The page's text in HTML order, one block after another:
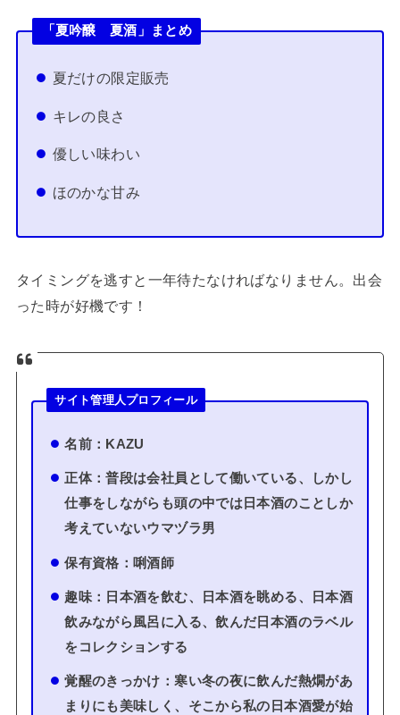
「夏吟醸 夏酒」まとめ
夏だけの限定販売
キレの良さ
優しい味わい
ほのかな甘み
タイミングを逃すと一年待たなければなりません。出会
った時が好機です！
サイト管理人プロフィール
名前：KAZU
正体：普段は会社員として働いている、しかし
仕事をしながらも頭の中では日本酒のことしか
考えていないウマヅラ男
保有資格：唎酒師
趣味：日本酒を飲む、日本酒を眺める、日本酒
飲みながら風呂に入る、飲んだ日本酒のラベル
をコレクションする
覚醒のきっかけ：寒い冬の夜に飲んだ熱燗があ
まりにも美味しく、そこから私の日本酒愛が始